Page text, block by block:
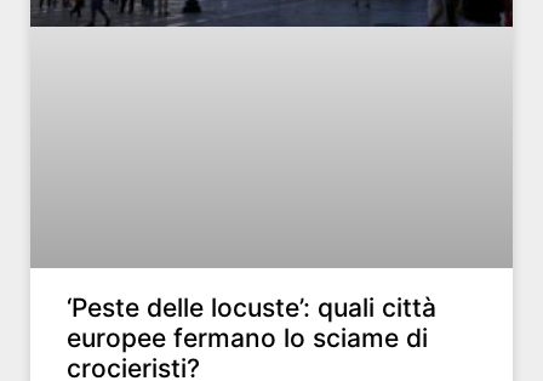
‘Peste delle locuste’: quali città
europee fermano lo sciame di
crocieristi?